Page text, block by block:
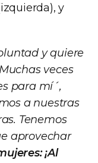
y
y quiere
veces
para mí´,
a nuestras
Tenemos
aprovechar
¡Al